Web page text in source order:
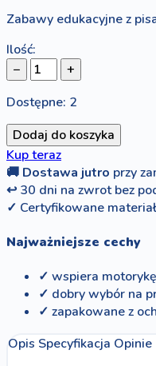
Zabawy edukacyjne z
Ilość:
−
+
Dostępne: 2
Dodaj do koszyka
Kup teraz
🚚 Dostawa jutro przy
↩ 30 dni na zwrot bez
✓ Certyfikowane
Najważniejsze cechy
✓ wspiera
✓ dobry wybór na
✓ zapakowane z
Opis Specyfikacja Opinie